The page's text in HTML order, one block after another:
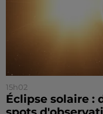
15h02
Éclipse solaire :